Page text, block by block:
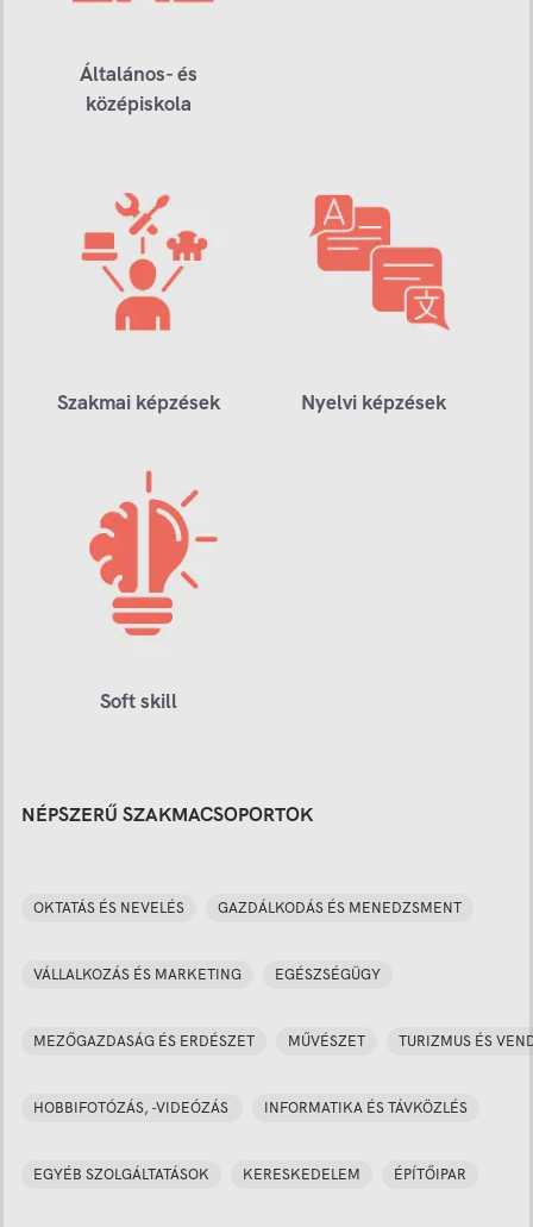
Általános- és
középiskola
Szakmai képzések Nyelvi képzések
Soft skill
NÉPSZERŰ SZAKMACSOPORTOK
OKTATÁS ÉS NEVELÉS GAZDÁLKODÁS ÉS MENEDZSMENT
VÁLLALKOZÁS ÉS MARKETING EGÉSZSÉGÜGY
MEZŐGAZDASÁG ÉS ERDÉSZET MŰVÉSZET TURIZMUS ÉS
HOBBIFOTÓZÁS, -VIDEÓZÁS INFORMATIKA ÉS TÁVKÖZLÉS
EGYÉB SZOLGÁLTATÁSOK KERESKEDELEM ÉPÍTŐIPAR